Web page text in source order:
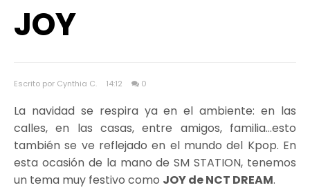
JOY
Escrito por Cynthia C. 14:12 0
La navidad se respira ya en el ambiente: en las
calles, en las casas, entre amigos, familia...esto
también se ve reflejado en el mundo del Kpop. En
esta ocasión de la mano de SM STATION, tenemos
un tema muy festivo como JOY de NCT DREAM.